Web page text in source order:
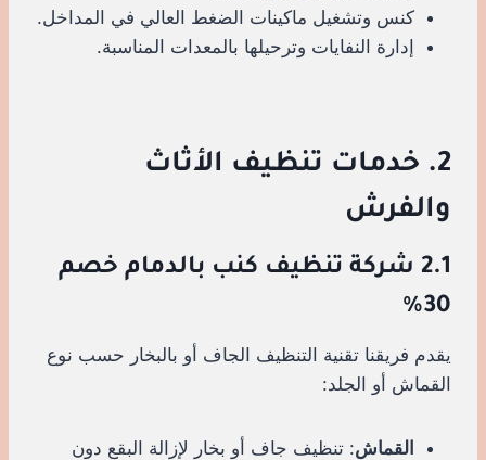
كنس وتشغيل ماكينات الضغط العالي في المداخل.
إدارة النفايات وترحيلها بالمعدات المناسبة.
2. خدمات تنظيف الأثاث
والفرش
2.1 شركة تنظيف كنب بالدمام خصم
30%
يقدم فريقنا تقنية التنظيف الجاف أو بالبخار حسب نوع
القماش أو الجلد:
القماش: تنظيف جاف أو بخار لإزالة البقع دون